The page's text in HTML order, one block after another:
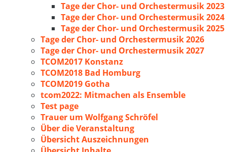
Tage der Chor- und Orchestermusik 2023
Tage der Chor- und Orchestermusik 2024
Tage der Chor- und Orchestermusik 2025
Tage der Chor- und Orchestermusik 2026
Tage der Chor- und Orchestermusik 2027
TCOM2017 Konstanz
TCOM2018 Bad Homburg
TCOM2019 Gotha
tcom2022: Mitmachen als Ensemble
Test page
Trauer um Wolfgang Schröfel
Über die Veranstaltung
Übersicht Auszeichnungen